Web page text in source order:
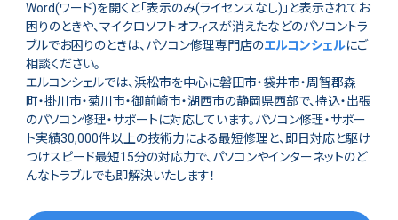
Word(ワード)を開くと「表示のみ(ライセンスなし)」と表示されてお
困りのときや、マイクロソフトオフィスが消えたなどのパソコントラ
ブルでお困りのときは、パソコン修理専門店のエルコンシェルにご
相談ください。
エルコンシェルでは、浜松市を中心に磐田市・袋井市・周智郡森
町・掛川市・菊川市・御前崎市・湖西市の静岡県西部で、持込・出張
のパソコン修理・サポートに対応しています。パソコン修理・サポー
ト実績30,000件以上の技術力による最短修理と、即日対応と駆け
つけスピード最短15分の対応力で、パソコンやインターネットのど
んなトラブルでも即解決いたします！